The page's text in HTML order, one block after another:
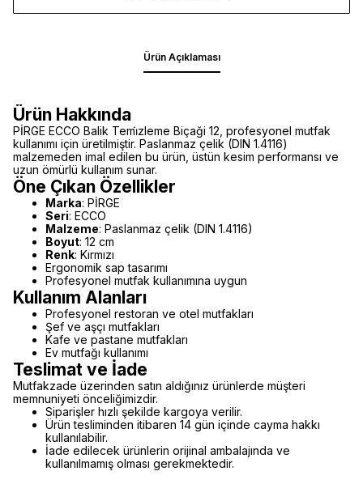
Ürün Açıklaması
Ürün Hakkında
PİRGE ECCO Balik Temi̇zleme Biçaği 12, profesyonel mutfak
kullanımı için üretilmiştir. Paslanmaz çelik (DIN 1.4116)
malzemeden imal edilen bu ürün, üstün kesim performansı ve
uzun ömürlü kullanım sunar.
Öne Çıkan Özellikler
Marka: PİRGE
Seri: ECCO
Malzeme: Paslanmaz çelik (DIN 1.4116)
Boyut: 12 cm
Renk: Kırmızı
Ergonomik sap tasarımı
Profesyonel mutfak kullanımına uygun
Kullanım Alanları
Profesyonel restoran ve otel mutfakları
Şef ve aşçı mutfakları
Kafe ve pastane mutfakları
Ev mutfağı kullanımı
Teslimat ve İade
Mutfakzade üzerinden satın aldığınız ürünlerde müşteri
memnuniyeti önceliğimizdir.
Siparişler hızlı şekilde kargoya verilir.
Ürün tesliminden itibaren 14 gün içinde cayma hakkı
kullanılabilir.
İade edilecek ürünlerin orijinal ambalajında ve
kullanılmamış olması gerekmektedir.